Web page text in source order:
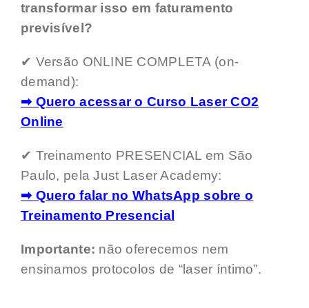
transformar isso em faturamento
previsível?
✔ Versão ONLINE COMPLETA (on-
demand):
➡ Quero acessar o Curso Laser CO2
Online
✔ Treinamento PRESENCIAL em São
Paulo, pela Just Laser Academy:
➡ Quero falar no WhatsApp sobre o
Treinamento Presencial
Importante: não oferecemos nem
ensinamos protocolos de “laser íntimo”.